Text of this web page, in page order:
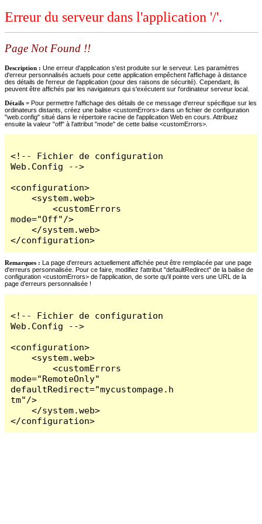
Erreur du serveur dans l'application '/'.
Page Not Found !!
Description : Une erreur d'application s'est produite sur le serveur. Les paramètres
d'erreur personnalisés actuels pour cette application empêchent l'affichage à distance
des détails de l'erreur de l'application (pour des raisons de sécurité). Cependant, ils
peuvent être affichés par les navigateurs qui s'exécutent sur l'ordinateur serveur local.
Détails = Pour permettre l'affichage des détails de ce message d'erreur spécifique sur les
ordinateurs distants, créez une balise <customErrors> dans un fichier de configuration
"web.config" situé dans le répertoire racine de l'application Web en cours. Attribuez
ensuite la valeur "off" à l'attribut "mode" de cette balise <customErrors>.
<!-- Fichier de configuration
Web.Config -->
<configuration>
    <system.web>
        <customErrors
mode="Off"/>
    </system.web>
</configuration>
Remarques : La page d'erreurs actuellement affichée peut être remplacée par une page
d'erreurs personnalisée. Pour ce faire, modifiez l'attribut "defaultRedirect" de la balise de
configuration <customErrors> de l'application, de sorte qu'il pointe vers une URL de la
page d'erreurs personnalisée !
<!-- Fichier de configuration
Web.Config -->
<configuration>
    <system.web>
        <customErrors
mode="RemoteOnly"
defaultRedirect="mycustompage.h
tm"/>
    </system.web>
</configuration>